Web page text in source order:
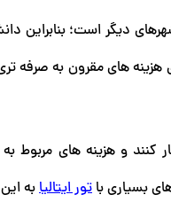
دیگر است؛
هزینه های مقرون به
و هزینه های مربوط
بسیاری با تور ایتالیابه